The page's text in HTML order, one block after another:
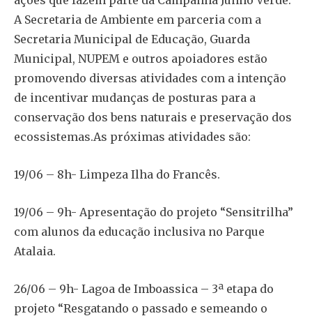
A Secretaria de Ambiente em parceria com a
Secretaria Municipal de Educação, Guarda
Municipal, NUPEM e outros apoiadores estão
promovendo diversas atividades com a intenção
de incentivar mudanças de posturas para a
conservação dos bens naturais e preservação dos
ecossistemas.As próximas atividades são:
19/06 – 8h- Limpeza Ilha do Francês.
19/06 – 9h- Apresentação do projeto “Sensitrilha”
com alunos da educação inclusiva no Parque
Atalaia.
26/06 – 9h- Lagoa de Imboassica – 3ª etapa do
projeto “Resgatando o passado e semeando o